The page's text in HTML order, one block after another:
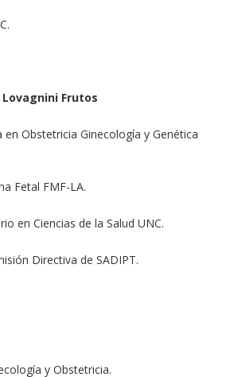
Frutos
en Obstetricia Ginecología y Genética
Fetal FMF-LA.
en Ciencias de la Salud UNC.
Directiva de SADIPT.
y Obstetricia.